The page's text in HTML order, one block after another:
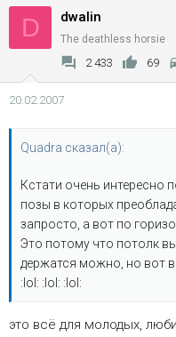
D dwalin
The deathless horsie
2 433 69
20.02.2007
Quadra сказал(а):
Кстати очень интересно
позы в которых
запросто, а вот по
Это потому что потолк
держатся можно, но вот
:lol: :lol: :lol:
это всё для молодых,